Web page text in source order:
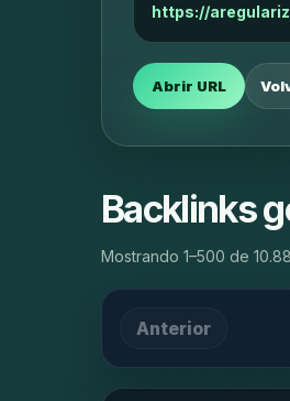
https://
Abrir URL
Backlinks
Mostrando 1–500 de
Anterior